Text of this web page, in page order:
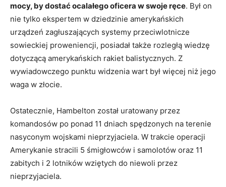
mocy, by dostać ocalałego oficera w swoje ręce. Był on
nie tylko ekspertem w dziedzinie amerykańskich
urządzeń zagłuszających systemy przeciwlotnicze
sowieckiej proweniencji, posiadał także rozległą wiedzę
dotyczącą amerykańskich rakiet balistycznych. Z
wywiadowczego punktu widzenia wart był więcej niż jego
waga w złocie.
Ostatecznie, Hambelton został uratowany przez
komandosów po ponad 11 dniach spędzonych na terenie
nasyconym wojskami nieprzyjaciela. W trakcie operacji
Amerykanie stracili 5 śmigłowców i samolotów oraz 11
zabitych i 2 lotników wziętych do niewoli przez
nieprzyjaciela.